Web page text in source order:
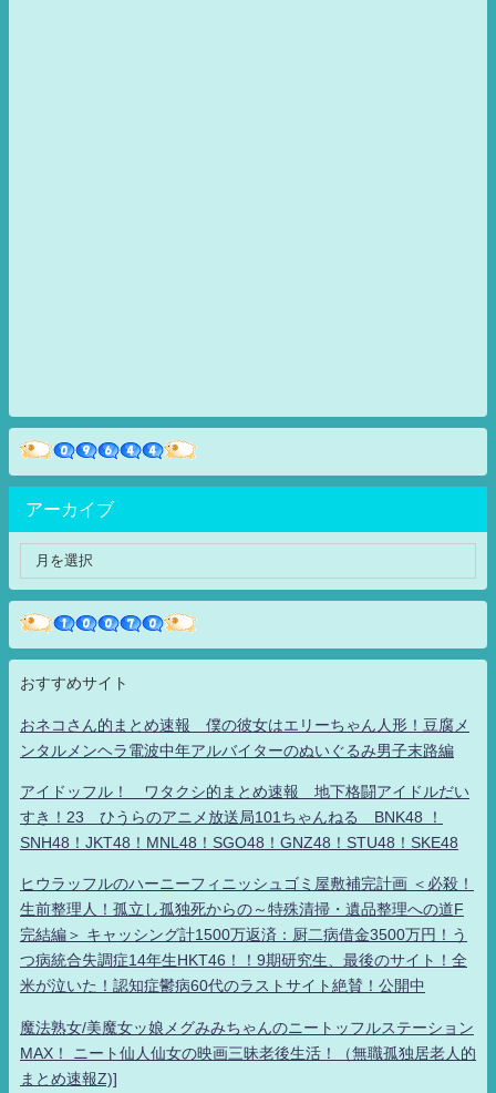
アーカイブ
おすすめサイト
おネコさん的まとめ速報 僕の彼女はエリーちゃん人形！豆腐メ
ンタルメンヘラ電波中年アルバイターのぬいぐるみ男子末路編
アイドッフル！ ワタクシ的まとめ速報 地下格闘アイドルだい
すき！23 ひうらのアニメ放送局101ちゃんねる BNK48 ！
SNH48！JKT48！MNL48！SGO48！GNZ48！STU48！SKE48
ヒウラッフルのハーニーフィニッシュゴミ屋敷補完計画 ＜必殺！
生前整理人！孤立し孤独死からの～特殊清掃・遺品整理への道F
完結編＞ キャッシング計1500万返済：厨二病借金3500万円！う
つ病統合失調症14年生HKT46！！9期研究生、最後のサイト！全
米が泣いた！認知症鬱病60代のラストサイト絶賛！公開中
魔法熟女/美魔女ッ娘メグみみちゃんのニートッフルステーション
MAX！ ニート仙人仙女の映画三昧老後生活！（無職孤独居老人的
まとめ速報Z)]